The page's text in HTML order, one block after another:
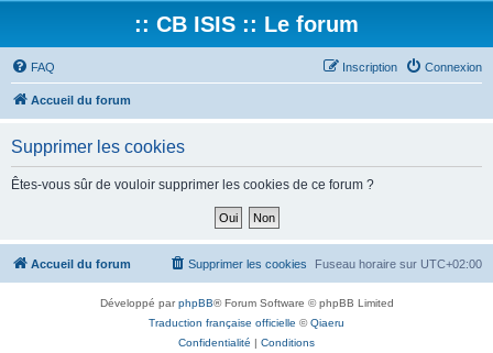
:: CB ISIS :: Le forum
FAQ Connexion
Inscription
Accueil du forum
Supprimer les cookies
Êtes-vous sûr de vouloir supprimer les cookies de ce forum ?
Accueil du forum Fuseau horaire sur UTC+02:00
Supprimer les cookies
Développé parphpBB® Forum Software © phpBB Limited
Traduction française officielle ©Qiaeru
Confidentialité | Conditions